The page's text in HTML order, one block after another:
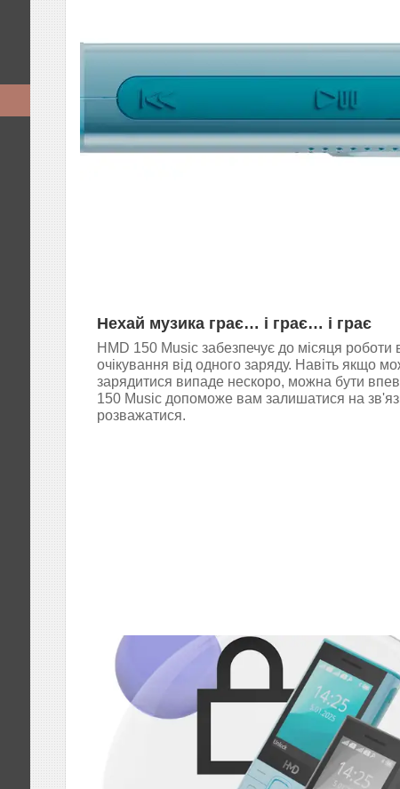
Нехай музика грає… і грає… і грає
HMD 150 Music забезпечує до місяця роботи
очікування від одного заряду. Навіть якщо
зарядитися випаде нескоро, можна бути
150 Music допоможе вам залишатися на
розважатися.